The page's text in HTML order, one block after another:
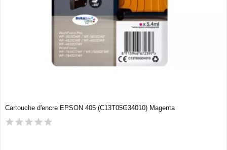
Cartouche d'encre EPSON 405 (C13T05G34010) Magenta